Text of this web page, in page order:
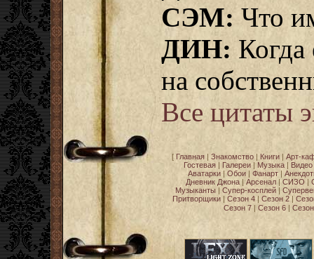
СЭМ:Что
ДИН:Когда
на
Все цитаты
[ Главная| Знакомство| Книги| Арт-
Гостевая
Галереи Музыка Видео
Аватарки
Обои Фанарт
Дневник Джона| Арсенал| СИЗО
Музыканты
Супер-косплей
Притворщики
Сезон 4 Сезон 2
Сезон 7| Сезон 6|